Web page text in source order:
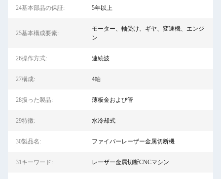
24基本部品の保証: 5年以上
25基本構成要素:
モーター、軸受け、ギヤ、変速機、エンジ
ン
26操作方式: 連続波
27構成: 4軸
28扱った製品: 薄板金および管
29特徴: 水冷却式
30製品名: ファイバーレーザー金属切断機
31キーワード: レーザー金属切断CNCマシン